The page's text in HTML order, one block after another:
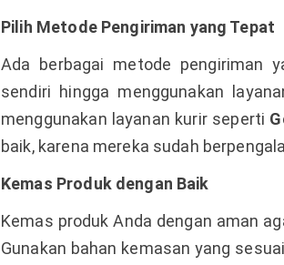
Pilih Metode Pengiriman yang Tepat
Ada berbagai metode pengiriman
sendiri hingga menggunakan
menggunakan layanan kurir seperti
baik, karena mereka sudah
Kemas Produk dengan Baik
Kemas produk Anda dengan aman
Gunakan bahan kemasan yang